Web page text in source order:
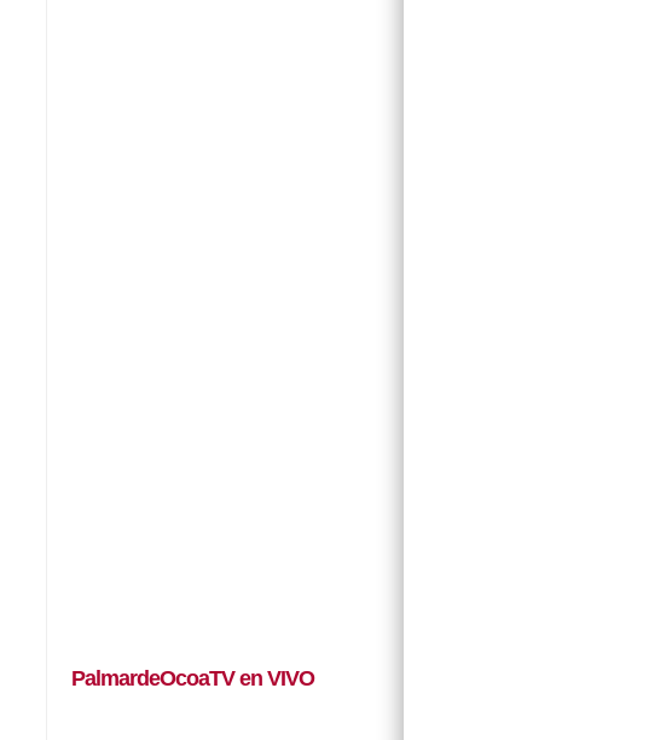
PalmardeOcoaTV en VIVO